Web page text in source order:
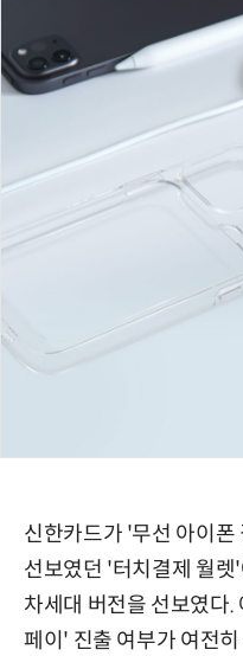
신한카드가 '무선 아이폰
선보였던 '터치결제 월
차세대 버전을 선보였다
페이' 진출 여부가 여전